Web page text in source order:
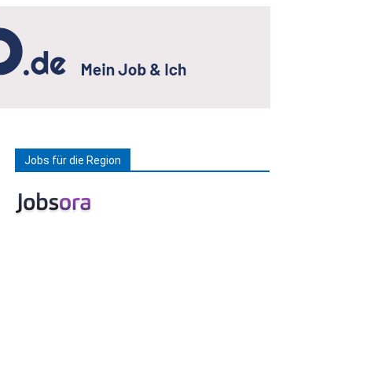
Jobs für die Region